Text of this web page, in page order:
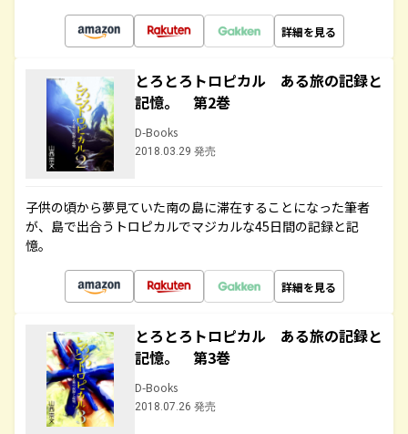
詳細を見る
とろとろトロピカル ある旅の記録と
記憶。 第2巻
D-Books
2018.03.29 発売
子供の頃から夢見ていた南の島に滞在することになった筆者
が、島で出合うトロピカルでマジカルな45日間の記録と記
憶。
詳細を見る
とろとろトロピカル ある旅の記録と
記憶。 第3巻
D-Books
2018.07.26 発売